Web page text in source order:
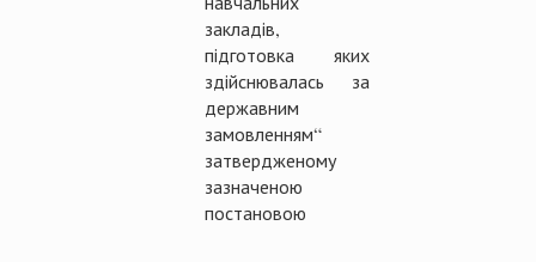
закладів,
підготовка яких
здійснювалась за
державним
замовленням“
затвердженому
зазначеною
постановою